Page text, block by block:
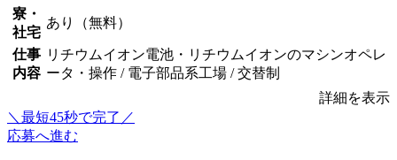
寮・
社宅
あり（無料）
仕事
内容
リチウムイオン電池・リチウムイオンのマシンオペレ
ータ・操作 / 電子部品系工場 / 交替制
詳細を表示
＼最短45秒で完了／
応募へ進む